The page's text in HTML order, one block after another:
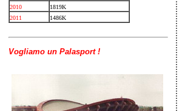
2010
1819K
2011
1486K
Vogliamo un Palasport !